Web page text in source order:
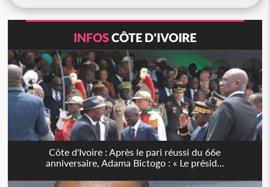
INFOSCÔTE D'IVOIRE
Côte d'Ivoire : Après le pari réussi du 66e
anniversaire, Adama Bictogo : « Le présid...